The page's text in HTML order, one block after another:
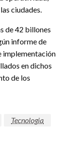
ciudades.
de 42 billones
informe de
implementación
en dichos
de los
Tecnologia